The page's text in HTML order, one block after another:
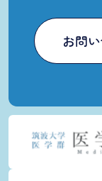
お問